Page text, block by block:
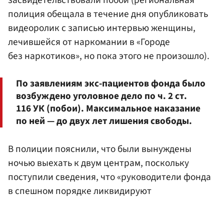
полиция обещала в течение дня опубликовать
видеоролик с записью интервью женщины,
лечившейся от наркомании в «Городе
без наркотиков», но пока этого не произошло).
По заявлениям экс-пациентов фонда было
возбуждено уголовное дело по ч. 2 ст.
116 УК (побои). Максимальное наказание
по ней — до двух лет лишения свободы.
В полиции пояснили, что были вынуждены
ночью выехать к двум центрам, поскольку
поступили сведения, что «руководители фонда
в спешном порядке ликвидируют